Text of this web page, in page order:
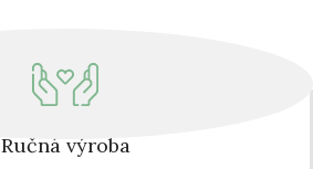
Ručná výroba